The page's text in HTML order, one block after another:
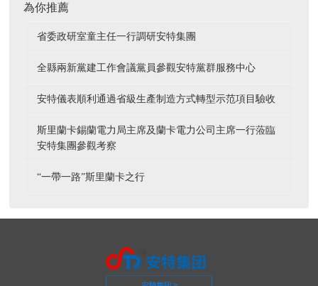
為你推薦
省委政研室童主任一行調研安特集團
全縣兩新黨建工作會議黨員參觀安特黨群服務中心
安特儀表順利通過省級生產制造方式轉型示范項目驗收
斯里蘭卡錫蘭電力局主席及蘭卡電力公司主席一行蒞臨
安特集團參觀考察
“一帶一路”斯里蘭卡之行